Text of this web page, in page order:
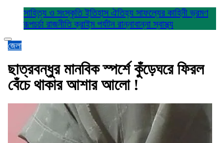
সাহিত্য ও সংস্কৃতিইতিহাস ঐতিহ্য সাফল্যের কাহিনীভ্রমণ
রূপচর্চা রাজনীতিক্রাইম পর্যটন রান্নাবান্নাস্বাস্থ্য
জেলা
ছাত্রবন্ধুর মানবিক স্পর্শে কুঁড়েঘরে ফিরল
বেঁচে থাকার আশার আলো !